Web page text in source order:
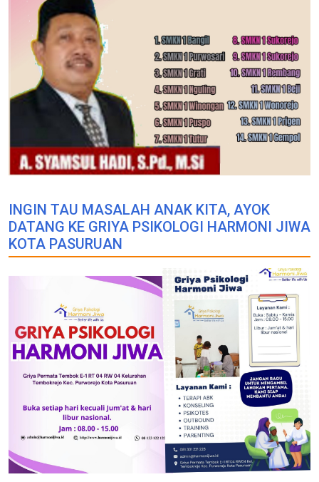
INGIN TAU MASALAH ANAK KITA, AYOK
DATANG KE GRIYA PSIKOLOGI HARMONI JIWA
KOTA PASURUAN